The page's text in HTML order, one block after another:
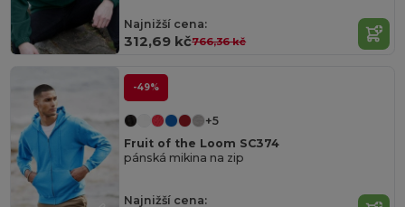
Najnižší cena:
312,69 kč766,36 kč
-49%
+5
Fruit of the Loom SC374
pánská mikina na zip
Najnižší cena: